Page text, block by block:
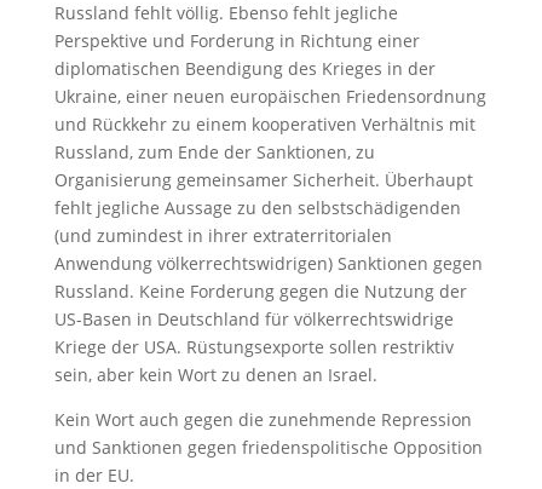
Russland fehlt völlig. Ebenso fehlt jegliche
Perspektive und Forderung in Richtung einer
diplomatischen Beendigung des Krieges in der
Ukraine, einer neuen europäischen Friedensordnung
und Rückkehr zu einem kooperativen Verhältnis mit
Russland, zum Ende der Sanktionen, zu
Organisierung gemeinsamer Sicherheit. Überhaupt
fehlt jegliche Aussage zu den selbstschädigenden
(und zumindest in ihrer extraterritorialen
Anwendung völkerrechtswidrigen) Sanktionen gegen
Russland. Keine Forderung gegen die Nutzung der
US-Basen in Deutschland für völkerrechtswidrige
Kriege der USA. Rüstungsexporte sollen restriktiv
sein, aber kein Wort zu denen an Israel.
Kein Wort auch gegen die zunehmende Repression
und Sanktionen gegen friedenspolitische Opposition
in der EU.